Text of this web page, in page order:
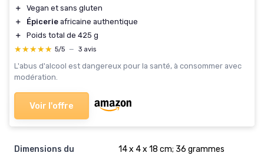
＋
Vegan et sans gluten
＋
Épicerie africaine authentique
＋
Poids total de 425 g
★★★★★
★★★★★ 5/5 — 3 avis
L'abus d'alcool est dangereux pour la santé, à consommer avec
modération.
Voir l'offre
Dimensions du
‎14 x 4 x 18 cm; 36 grammes